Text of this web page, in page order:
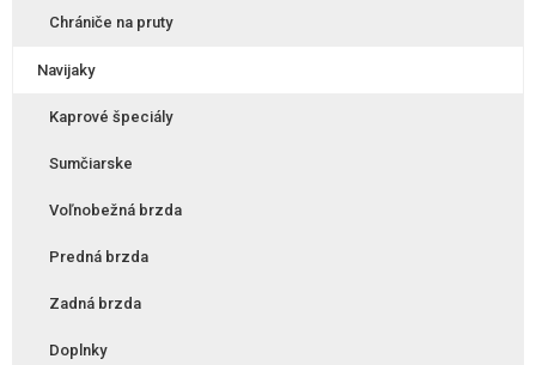
Chrániče na pruty
Navijaky
Kaprové špeciály
Sumčiarske
Voľnobežná brzda
Predná brzda
Zadná brzda
Doplnky